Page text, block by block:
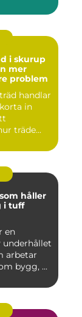
i skurup
mer
problem
handlar
in
träde...
håller
i tuff
en
underhållet
arbetar
bygg, ...